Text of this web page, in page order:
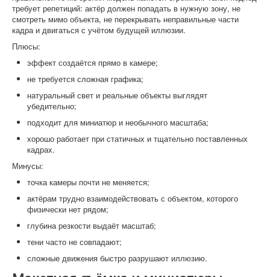
требует репетиций: актёр должен попадать в нужную зону, не
смотреть мимо объекта, не перекрывать неправильные части
кадра и двигаться с учётом будущей иллюзии.
Плюсы:
эффект создаётся прямо в камере;
не требуется сложная графика;
натуральный свет и реальные объекты выглядят
убедительно;
подходит для миниатюр и необычного масштаба;
хорошо работает при статичных и тщательно поставленных
кадрах.
Минусы:
точка камеры почти не меняется;
актёрам трудно взаимодействовать с объектом, которого
физически нет рядом;
глубина резкости выдаёт масштаб;
тени часто не совпадают;
сложные движения быстро разрушают иллюзию.